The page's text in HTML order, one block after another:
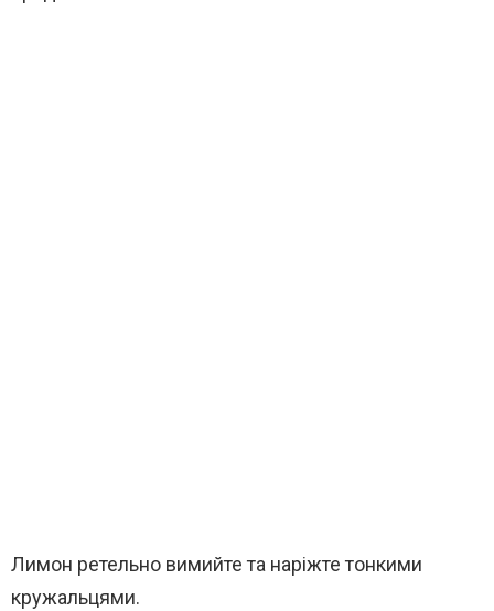
Лимон ретельно вимийте та наріжте тонкими
кружальцями.